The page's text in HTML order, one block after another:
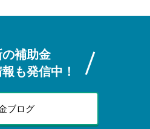
補助金
も発信中！
ブログ